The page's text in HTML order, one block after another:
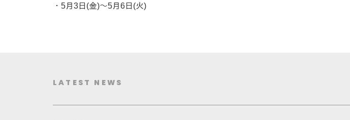
・5月3日(金)～5月6日(火)
LATEST NEWS